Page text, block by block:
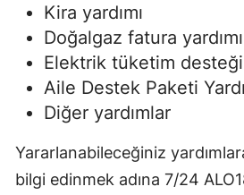
Kira yardımı
Doğalgaz fatura yardımı
Elektrik tüketim desteği
Aile Destek Paketi
Diğer yardımlar
Yararlanabileceğiniz
bilgi edinmek adına 7/24